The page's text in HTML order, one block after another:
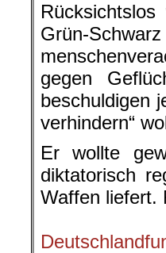
Grün-
gegen
beschuldigen
verhindern“
Er wollte
diktatorisch
Waffen liefert.